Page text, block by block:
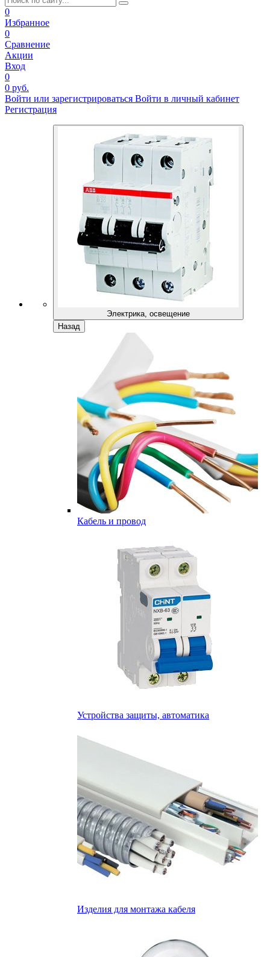
0
Избранное
0
Сравнение
Акции
Вход
0
0 руб.
Войти или зарегистрироваться Войти в личный кабинет
Регистрация
Электрика, освещение
Назад
Кабель и провод
Устройства защиты, автоматика
Изделия для монтажа кабеля